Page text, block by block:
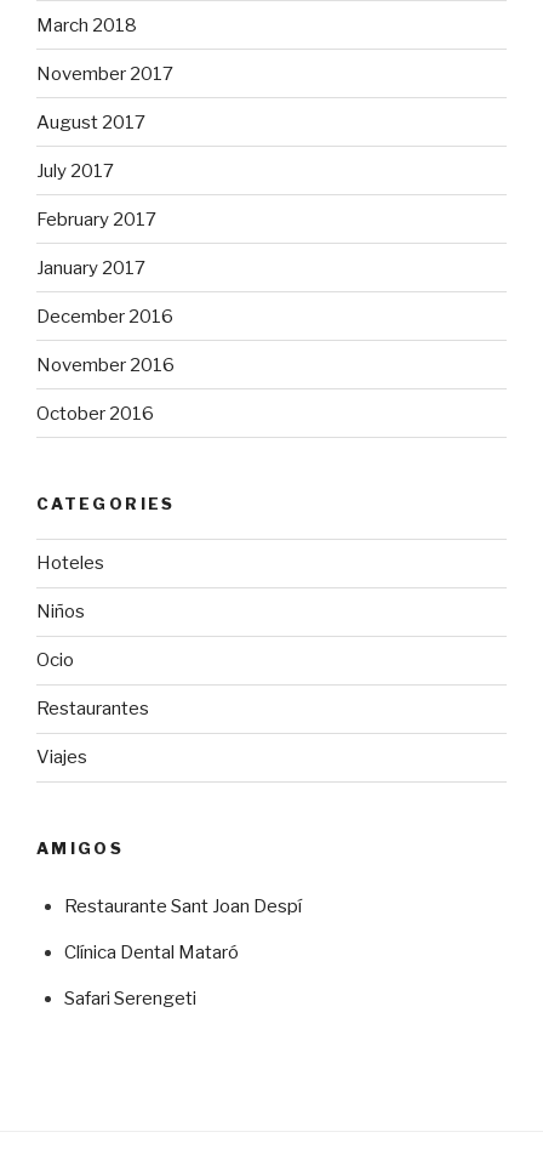
March 2018
November 2017
August 2017
July 2017
February 2017
January 2017
December 2016
November 2016
October 2016
CATEGORIES
Hoteles
Niños
Ocio
Restaurantes
Viajes
AMIGOS
Restaurante Sant Joan Despí
Clínica Dental Mataró
Safari Serengeti